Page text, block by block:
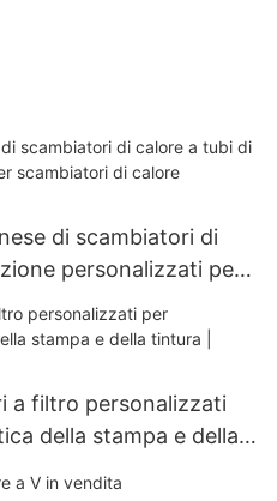
di scambiatori di
personalizzati per
a filtro personalizzati
della stampa e della